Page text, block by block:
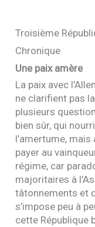
Troisième
Chronique
Une paix amère
La paix avec
ne clarifient pas
plusieurs
bien sûr, qui
l’amertume,
payer au
régime, car
majoritaires à
tâtonnements et
s’impose peu à
cette République